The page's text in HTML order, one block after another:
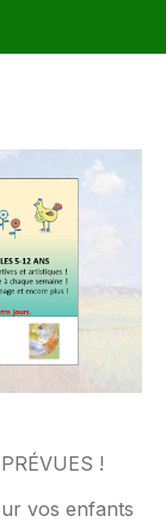
!
vos enfants